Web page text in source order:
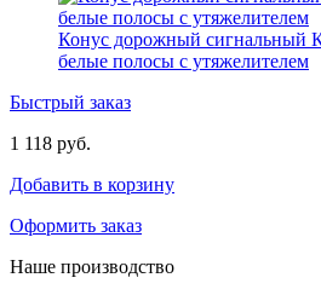
Конус дорожный сигнальный
белые полосы с утяжелителем
Быстрый заказ
1 118 руб.
Добавить в корзину
Оформить заказ
Наше производство